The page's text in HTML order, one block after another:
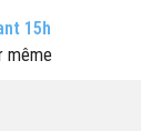
15h
même